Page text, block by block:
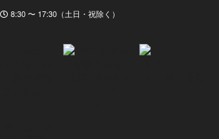
8:30 〜 17:30（土日・祝除く）